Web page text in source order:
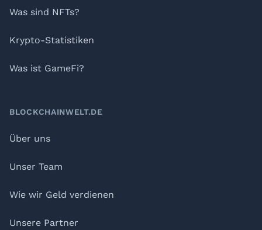
Was sind NFTs?
Krypto-Statistiken
Was ist GameFi?
BLOCKCHAINWELT.DE
Über uns
Unser Team
Wie wir Geld verdienen
Unsere Partner